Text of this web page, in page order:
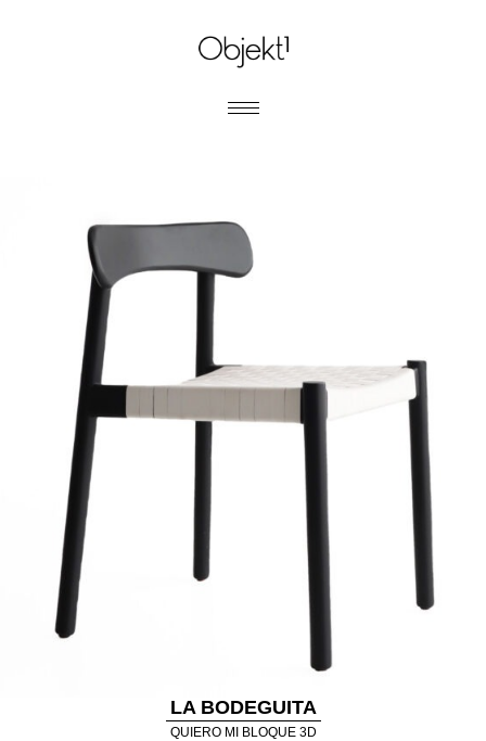
LA BODEGUITA
QUIERO MI BLOQUE 3D